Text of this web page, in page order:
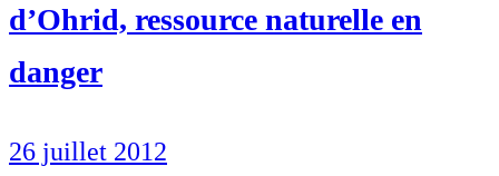
d’Ohrid, ressource naturelle en
danger
26 juillet 2012